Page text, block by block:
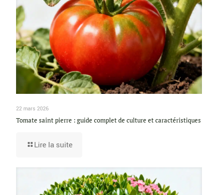
22 mars 2026
Tomate saint pierre : guide complet de culture et caractéristiques
Lire la suite